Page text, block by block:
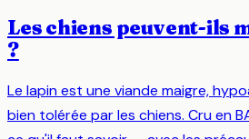
Les chiens peuvent-ils
?
Le lapin est une viande maigre,
bien tolérée par les chiens. Cru en